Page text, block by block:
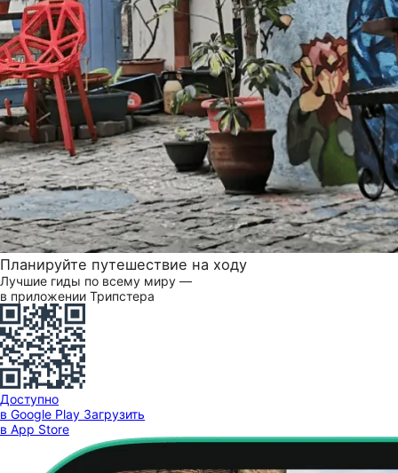
Планируйте путешествие на ходу
Лучшие гиды по всему миру —
в приложении Трипстера
Доступно
в Google Play Загрузить
в App Store